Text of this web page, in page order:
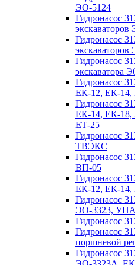
ЭО-5124
Гидронасос
Гидронасос
Гидронасос
экскаватора
Гидронасос
ЕК-12, ЕК-14,
Гидронасос
ЕК-14, ЕК-18,
ЕТ-25
Гидронасос
ТВЭКС
Гидронасос
ВП-05
Гидронасос
ЕК-12, ЕК-14,
Гидронасос
ЭО-3323,
Гидронасос
Гидронасос
поршневой
Гидронасос